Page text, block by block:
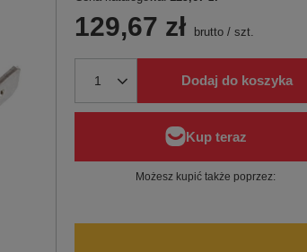
129,67 zł brutto/ szt.
Dodaj do koszyka
Możesz kupić także poprzez: